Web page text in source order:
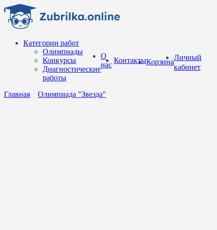
Перейти
содержанию
Категории работ
Олимпиады
Конкурсы
Диагностические
работы
О
нас
КонтактыКорзина
Личный
кабинет
Главная Олимпиада "Звезда"